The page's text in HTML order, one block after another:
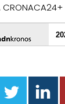
CRONACA24+
2027